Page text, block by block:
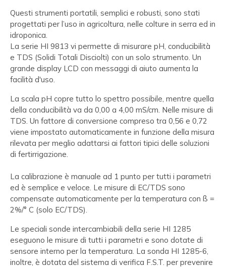
Questi strumenti portatili, semplici e robusti, sono stati
progettati per l’uso in agricoltura, nelle colture in serra ed in
idroponica.
La serie HI 9813 vi permette di misurare pH, conducibilità
e TDS (Solidi Totali Disciolti) con un solo strumento. Un
grande display LCD con messaggi di aiuto aumenta la
facilità d'uso.
La scala pH copre tutto lo spettro possibile, mentre quella
della conducibilità va da 0,00 a 4,00 mS/cm. Nelle misure di
TDS. Un fattore di conversione compreso tra 0,56 e 0,72
viene impostato automaticamente in funzione della misura
rilevata per meglio adattarsi ai fattori tipici delle soluzioni
di fertirrigazione.
La calibrazione è manuale ad 1 punto per tutti i parametri
ed è semplice e veloce. Le misure di EC/TDS sono
compensate automaticamente per la temperatura con ß =
2%/° C (solo EC/TDS).
Le speciali sonde intercambiabili della serie HI 1285
eseguono le misure di tutti i parametri e sono dotate di
sensore interno per la temperatura. La sonda HI 1285-6,
inoltre, è dotata del sistema di verifica F.S.T. per prevenire